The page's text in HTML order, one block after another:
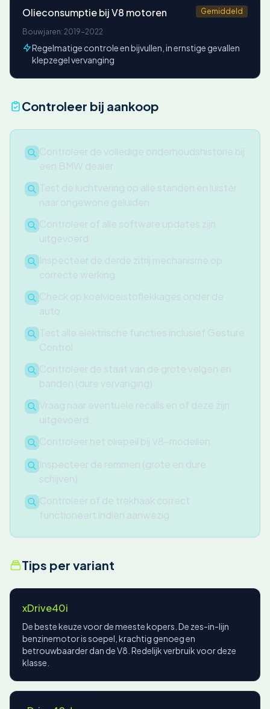
Olieconsumptie bij V8 motoren Gemiddeld
Bouwjaren: 2019-2022
Regelmatige controle en bijvullen, in ernstige gevallen
klepzegel vervanging
Controleer bij aankoop
Controleer de volledige onderhoudshistorie bij
een BMW dealer
Test de luchtvering op alle standen en luister
naar ongewone geluiden
Controleer of alle software updates zijn
uitgevoerd
Inspecteer de derde zitrij mechanisme op
correcte werking
Check op koelvloeistoflekkages onder de
auto
Test alle elektrische functies inclusief Gesture
Control
Controleer de staat van de grote velgen en
banden (dure vervanging)
Vraag naar eventuele recalls en of deze zijn
uitgevoerd
Controleer het oliepeil bij V8-modellen
Inspecteer de remmen (grote en dure
schijven)
Controleer of de trekhaak correct
functioneert indien aanwezig
Tips per variant
xDrive40i
De beste keuze voor de meeste kopers. De zes-in-lijn
benzinemotor is soepel, krachtig genoeg en
betrouwbaarder dan de V8. Redelijk verbruik voor deze
klasse.